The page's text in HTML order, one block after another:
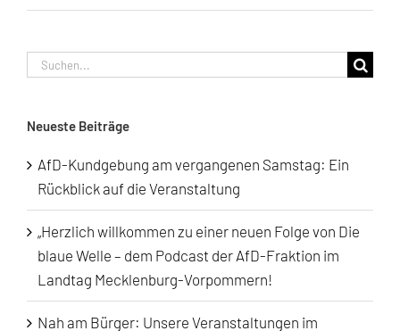
Suche
Neueste Beiträge
AfD-Kundgebung am vergangenen Samstag: Ein
Rückblick auf die Veranstaltung
„Herzlich willkommen zu einer neuen Folge von Die
blaue Welle – dem Podcast der AfD-Fraktion im
Landtag Mecklenburg-Vorpommern!
Nah am Bürger: Unsere Veranstaltungen im